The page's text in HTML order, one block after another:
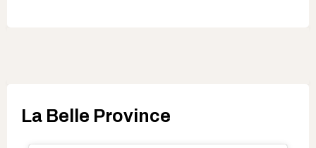
La Belle Province